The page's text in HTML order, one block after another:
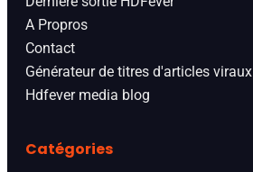
A Propros
Contact
Générateur de titres d'articles viraux
Hdfever media blog
Catégories